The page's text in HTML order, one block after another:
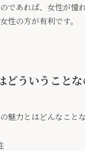
であれば、女性が憧
性の方が有利です。
どういうことな
魅力とはどんなこと